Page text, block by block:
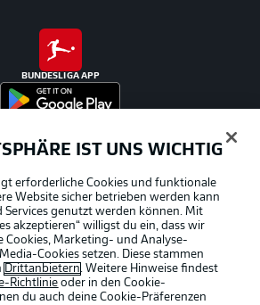
BUNDESLIGA APP
IST UNS WICHTIG
erforderliche Cookies und funktionale
Website sicher betrieben werden kann
Services genutzt werden können. Mit
akzeptieren“ willigst du ein, dass wir
Cookies, Marketing- und Analyse-
Cookies setzen. Diese stammen
Drittanbietern. Weitere Hinweise findest
Richtlinie oder in den Cookie-
du auch deine Cookie-Präferenzen